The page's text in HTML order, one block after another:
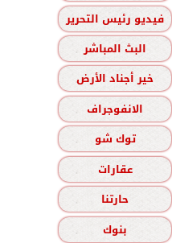
فيديو رئيس التحرير
البث المباشر
خير أجناد الأرض
الانفوجراف
توك شو
عقارات
حارتنا
بنوك